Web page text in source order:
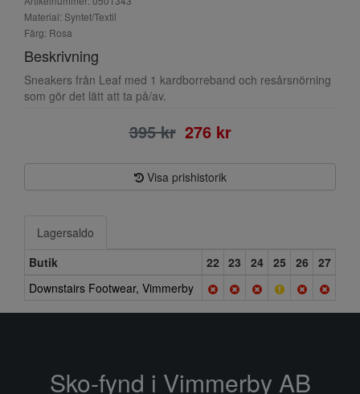
Material: Syntet/Textil
Färg: Rosa
Beskrivning
Sneakers från Leaf med 1 kardborreband och resårsnörning
som gör det lätt att ta på/av.
395 kr 276 kr
Visa prishistorik
Lagersaldo
Butik
22 23 24 25 26
27
Downstairs Footwear, Vimmerby
Sko-fynd i Vimmerby AB